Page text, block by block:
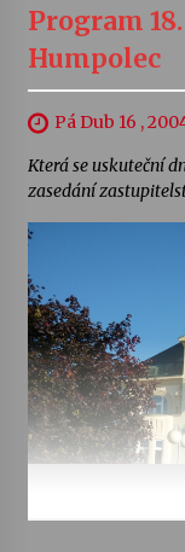
Program
Humpolec
Pá Dub 16 ,
Která se uskuteční
zasedání